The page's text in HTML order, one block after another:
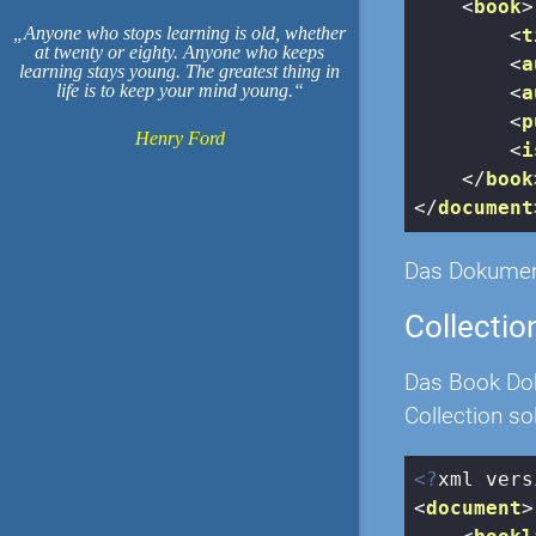
Anyone who stops learning is old, whether
at twenty or eighty. Anyone who keeps
learning stays young. The greatest thing in
life is to keep your mind young.
Henry Ford
< book>
<
<
<
<
<
</ book
</document
Das
Das Book
Collection
<?xml
<document>